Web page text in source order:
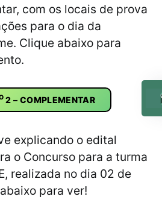
com os locais de prova
para o dia da
Clique abaixo para
2 – COMPLEMENTAR
explicando o edital
o Concurso para a turma
realizada no dia 02 de
para ver!